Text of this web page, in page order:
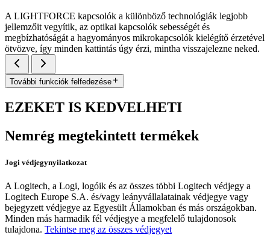
A LIGHTFORCE kapcsolók a különböző technológiák legjobb
jellemzőit vegyítik, az optikai kapcsolók sebességét és
megbízhatóságát a hagyományos mikrokapcsolók kielégítő érzetével
ötvözve, így minden kattintás úgy érzi, mintha visszajelezne neked.
További funkciók felfedezése
EZEKET IS KEDVELHETI
Nemrég megtekintett termékek
Jogi védjegynyilatkozat
A Logitech, a Logi, logóik és az összes többi Logitech védjegy a
Logitech Europe S.A. és/vagy leányvállalatainak védjegye vagy
bejegyzett védjegye az Egyesült Államokban és más országokban.
Minden más harmadik fél védjegye a megfelelő tulajdonosok
tulajdona. Tekintse meg az összes védjegyet